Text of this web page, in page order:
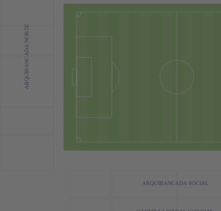
ARQUIBANCADA NORTE
ARQUIBANCADA SOCIAL